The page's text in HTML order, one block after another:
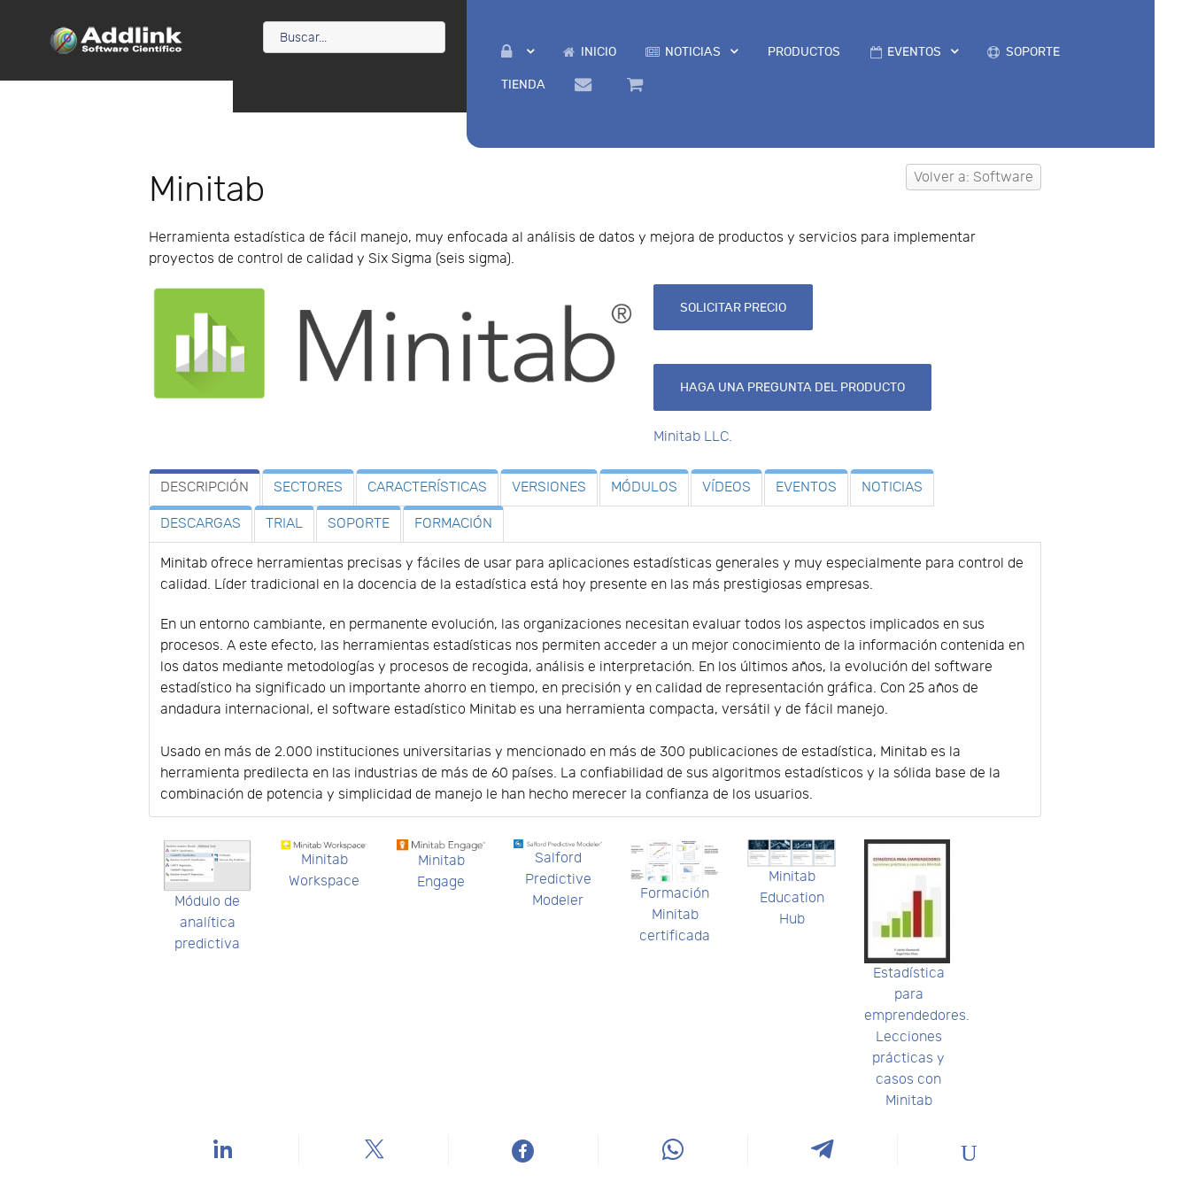
INICIO NOTICIAS PRODUCTOS EVENTOS SOPORTE
TIENDA
Volver a: Software
Minitab
Herramienta estadística de fácil manejo, muy enfocada al análisis de datos y mejora de productos y servicios para implementar
proyectos de control de calidad y Six Sigma (seis sigma).
SOLICITAR PRECIO
HAGA UNA PREGUNTA DEL PRODUCTO
Minitab LLC.
DESCRIPCIÓN SECTORES CARACTERÍSTICAS VERSIONES MÓDULOS VÍDEOS EVENTOS NOTICIAS
DESCARGAS TRIAL SOPORTE FORMACIÓN
Minitab ofrece herramientas precisas y fáciles de usar para aplicaciones estadísticas generales y muy especialmente para control de
calidad. Líder tradicional en la docencia de la estadística está hoy presente en las más prestigiosas empresas.
En un entorno cambiante, en permanente evolución, las organizaciones necesitan evaluar todos los aspectos implicados en sus
procesos. A este efecto, las herramientas estadísticas nos permiten acceder a un mejor conocimiento de la información contenida en
los datos mediante metodologías y procesos de recogida, análisis e interpretación. En los últimos años, la evolución del software
estadístico ha significado un importante ahorro en tiempo, en precisión y en calidad de representación gráfica. Con 25 años de
andadura internacional, el software estadístico Minitab es una herramienta compacta, versátil y de fácil manejo.
Usado en más de 2.000 instituciones universitarias y mencionado en más de 300 publicaciones de estadística, Minitab es la
herramienta predilecta en las industrias de más de 60 países. La confiabilidad de sus algoritmos estadísticos y la sólida base de la
combinación de potencia y simplicidad de manejo le han hecho merecer la confianza de los usuarios.
Módulo de
analítica
predictiva
Minitab
Workspace
Minitab
Engage
Salford
Predictive
Modeler
Formación
Minitab
certificada
Minitab
Education
Hub
Estadística
para
emprendedores.
Lecciones
prácticas y
casos con
Minitab